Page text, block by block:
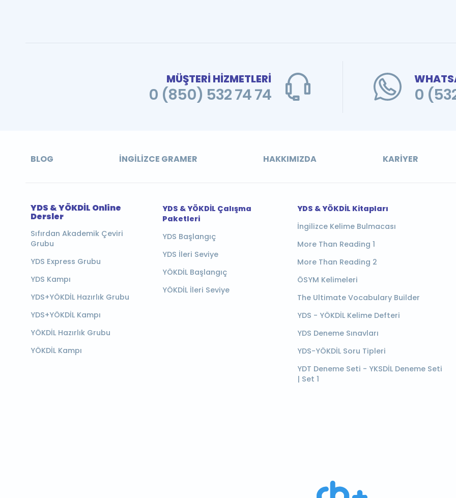
MÜŞTERİ HİZMETLERİ
0 (850) 532 74 74 0
BLOG İNGILIZCE GRAMER HAKKIMIZDA KARIYER
YDS & YÖKDİL Online
Dersler
Sıfırdan Akademik Çeviri
Grubu
YDS Express Grubu
YDS Kampı
YDS+YÖKDİL Hazırlık Grubu
YDS+YÖKDİL Kampı
YÖKDİL Hazırlık Grubu
YÖKDİL Kampı
YDS & YÖKDİL Çalışma
Paketleri
YDS Başlangıç
YDS İleri Seviye
YÖKDİL Başlangıç
YÖKDİL İleri Seviye
YDS & YÖKDİL Kitapları
İngilizce Kelime Bulmacası
More Than Reading 1
More Than Reading 2
ÖSYM Kelimeleri
The Ultimate Vocabulary Builder
YDS - YÖKDİL Kelime Defteri
YDS Deneme Sınavları
YDS-YÖKDİL Soru Tipleri
YDT Deneme Seti - YKSDİL Deneme Seti
| Set 1